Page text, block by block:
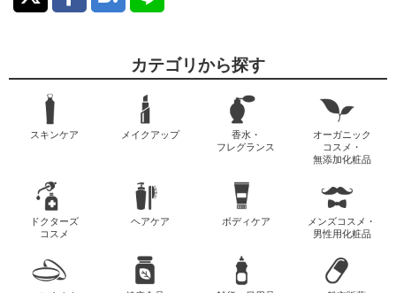
カテゴリから探す
スキンケア メイクアップ
香水・
フレグランス
オーガニック
コスメ・
無添加化粧品
ドクターズ
コスメ
ヘアケア ボディケア
メンズコスメ・
男性用化粧品